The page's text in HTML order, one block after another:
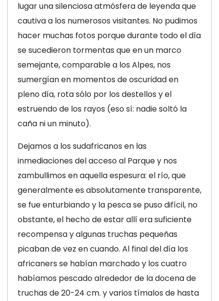
lugar una silenciosa atmósfera de leyenda que
cautiva a los numerosos visitantes. No pudimos
hacer muchas fotos porque durante todo el día
se sucedieron tormentas que en un marco
semejante, comparable a los Alpes, nos
sumergían en momentos de oscuridad en
pleno día, rota sólo por los destellos y el
estruendo de los rayos (eso sí: nadie soltó la
caña ni un minuto).
Dejamos a los sudafricanos en las
inmediaciones del acceso al Parque y nos
zambullimos en aquella espesura: el río, que
generalmente es absolutamente transparente,
se fue enturbiando y la pesca se puso difícil, no
obstante, el hecho de estar allí era suficiente
recompensa y algunas truchas pequeñas
picaban de vez en cuando. Al final del día los
africaners se habían marchado y los cuatro
habíamos pescado alrededor de la docena de
truchas de 20-24 cm. y varios tímalos de hasta